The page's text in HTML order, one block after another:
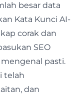
besar data
Kata Kunci AI-
corak dan
SEO
pasti.
telah
dan